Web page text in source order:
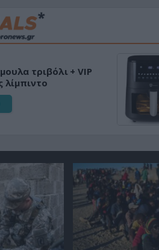
τριβόλι + VIP
λίμπιντο